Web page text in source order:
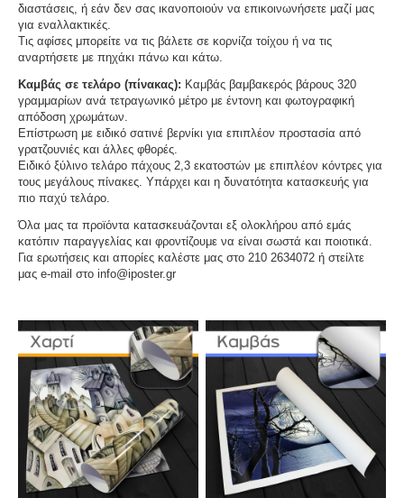
διαστάσεις, ή εάν δεν σας ικανοποιούν να επικοινωνήσετε μαζί μας
για εναλλακτικές.
Τις αφίσες μπορείτε να τις βάλετε σε κορνίζα τοίχου ή να τις
αναρτήσετε με πηχάκι πάνω και κάτω.
Καμβάς σε τελάρο (πίνακας): Καμβάς βαμβακερός βάρους 320
γραμμαρίων ανά τετραγωνικό μέτρο με έντονη και φωτογραφική
απόδοση χρωμάτων.
Επίστρωση με ειδικό σατινέ βερνίκι για επιπλέον προστασία από
γρατζουνιές και άλλες φθορές.
Ειδικό ξύλινο τελάρο πάχους 2,3 εκατοστών με επιπλέον κόντρες για
τους μεγάλους πίνακες. Υπάρχει και η δυνατότητα κατασκευής για
πιο παχύ τελάρο.
Όλα μας τα προϊόντα κατασκευάζονται εξ ολοκλήρου από εμάς
κατόπιν παραγγελίας και φροντίζουμε να είναι σωστά και ποιοτικά.
Για ερωτήσεις και απορίες καλέστε μας στο 210 2634072 ή στείλτε
μας e-mail στο info@iposter.gr